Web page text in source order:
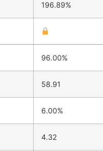
196.89%
96.00%
58.91
6.00%
4.32